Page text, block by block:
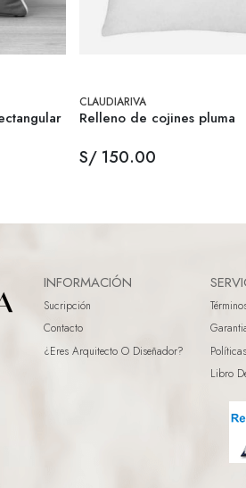
CLAUDIARIVA
Relleno de cojines pluma
S/ 150.00
INFORMACIÓN
Sucripción
Contacto
¿eres Arquitecto O Diseñador?
Libro